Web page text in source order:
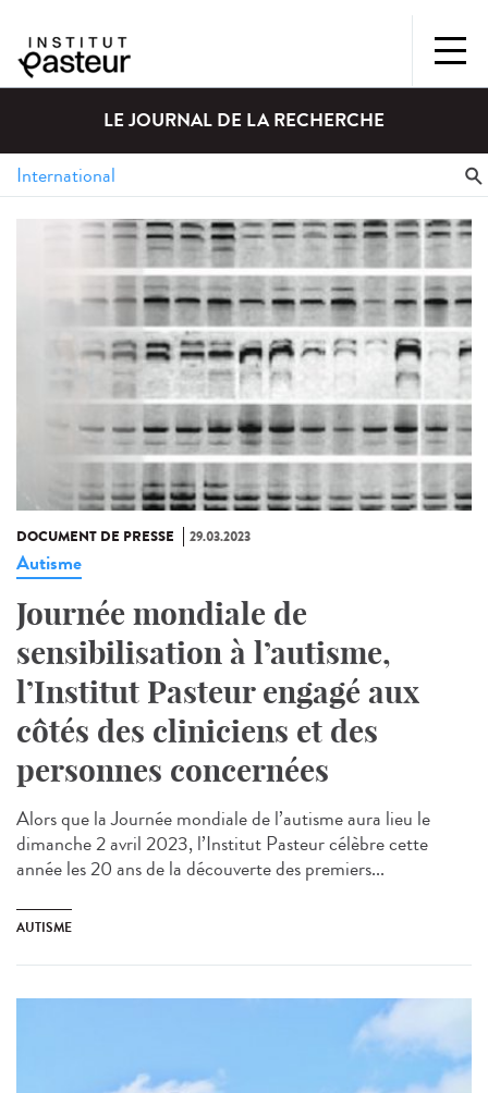
LE JOURNAL DE LA RECHERCHE
DOCUMENT DE PRESSE 29.03.2023
Autisme
Journée mondiale de
sensibilisation à l’autisme,
l’Institut Pasteur engagé aux
côtés des cliniciens et des
personnes concernées
Alors que la Journée mondiale de l’autisme aura lieu le
dimanche 2 avril 2023, l’Institut Pasteur célèbre cette
année les 20 ans de la découverte des premiers...
AUTISME